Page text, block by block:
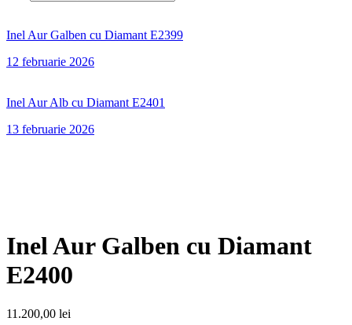
Inel Aur Galben cu Diamant E2399
12 februarie 2026
Inel Aur Alb cu Diamant E2401
13 februarie 2026
Inel Aur Galben cu Diamant
E2400
11.200,00 lei